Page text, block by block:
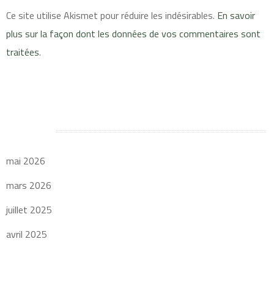
Ce site utilise Akismet pour réduire les indésirables. En savoir
plus sur la façon dont les données de vos commentaires sont
traitées.
mai 2026
mars 2026
juillet 2025
avril 2025